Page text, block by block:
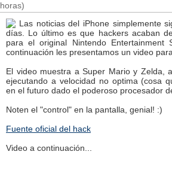
horas)
Las noticias del iPhone simplemente
días. Lo último es que hackers acaban
para el original Nintendo Entertainment
continuación les presentamos un video
El video muestra a Super Mario y Zelda,
ejecutando a velocidad no optima (cosa
en el futuro dado el poderoso procesador
Noten el "control" en la pantalla, genial! :)
Fuente oficial del hack
Video a continuación...